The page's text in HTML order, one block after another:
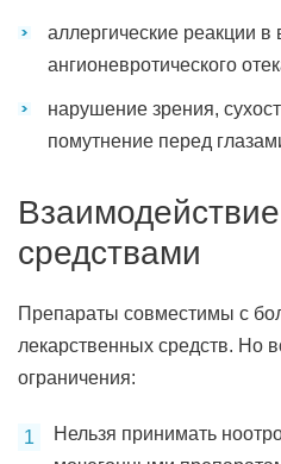
аллергические реакции в
ангионевротического
нарушение зрения,
помутнение перед
средствами
Препараты совместимы с
лекарственных средств. Но
ограничения:
Нельзя принимать